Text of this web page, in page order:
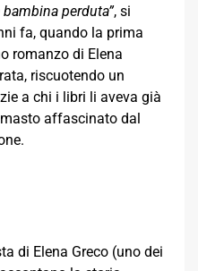
bambina perduta”, si
fa, quando la prima
romanzo di Elena
riscuotendo un
a chi i libri li aveva già
affascinato dal
di Elena Greco (uno dei